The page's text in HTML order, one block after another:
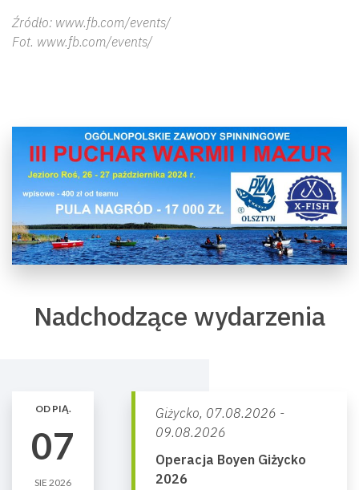
Źródło: www.fb.com/events/
Fot. www.fb.com/events/
Nadchodzące wydarzenia
OD PIĄ.
07
SIE 2026
Giżycko, 07.08.2026 -
09.08.2026
Operacja Boyen Giżycko
2026